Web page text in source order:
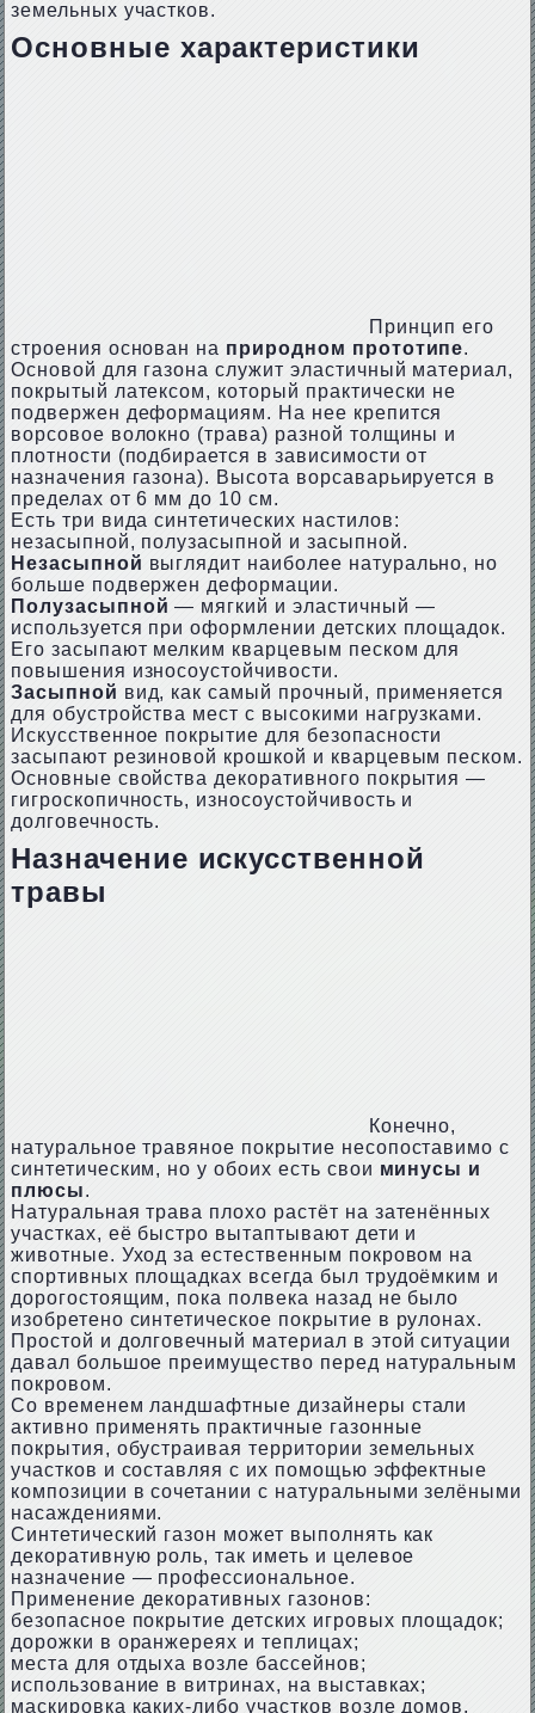
земельных участков.
Основные характеристики
Принцип его
строения основан на природном прототипе.
Основой для газона служит эластичный материал,
покрытый латексом, который практически не
подвержен деформациям. На нее крепится
ворсовое волокно (трава) разной толщины и
плотности (подбирается в зависимости от
назначения газона). Высота ворсаварьируется в
пределах от 6 мм до 10 см.
Есть три вида синтетических настилов:
незасыпной, полузасыпной и засыпной.
Незасыпной выглядит наиболее натурально, но
больше подвержен деформации.
Полузасыпной — мягкий и эластичный —
используется при оформлении детских площадок.
Его засыпают мелким кварцевым песком для
повышения износоустойчивости.
Засыпной вид, как самый прочный, применяется
для обустройства мест с высокими нагрузками.
Искусственное покрытие для безопасности
засыпают резиновой крошкой и кварцевым песком.
Основные свойства декоративного покрытия —
гигроскопичность, износоустойчивость и
долговечность.
Назначение искусственной
травы
Конечно,
натуральное травяное покрытие несопоставимо с
синтетическим, но у обоих есть свои минусы и
плюсы.
Натуральная трава плохо растёт на затенённых
участках, её быстро вытаптывают дети и
животные. Уход за естественным покровом на
спортивных площадках всегда был трудоёмким и
дорогостоящим, пока полвека назад не было
изобретено синтетическое покрытие в рулонах.
Простой и долговечный материал в этой ситуации
давал большое преимущество перед натуральным
покровом.
Со временем ландшафтные дизайнеры стали
активно применять практичные газонные
покрытия, обустраивая территории земельных
участков и составляя с их помощью эффектные
композиции в сочетании с натуральными зелёными
насаждениями.
Синтетический газон может выполнять как
декоративную роль, так иметь и целевое
назначение — профессиональное.
Применение декоративных газонов:
безопасное покрытие детских игровых площадок;
дорожки в оранжереях и теплицах;
места для отдыха возле бассейнов;
использование в витринах, на выставках;
маскировка каких-либо участков возле домов.